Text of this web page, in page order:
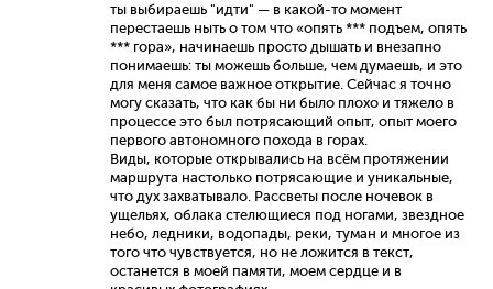
ты выбираешь "идти" — в какой-то момент
перестаешь ныть о том что «опять *** подъем, опять
*** гора», начинаешь просто дышать и внезапно
понимаешь: ты можешь больше, чем думаешь, и это
для меня самое важное открытие. Сейчас я точно
могу сказать, что как бы ни было плохо и тяжело в
процессе это был потрясающий опыт, опыт моего
первого автономного похода в горах.
Виды, которые открывались на всём протяжении
маршрута настолько потрясающие и уникальные,
что дух захватывало. Рассветы после ночевок в
ущельях, облака стелющиеся под ногами, звездное
небо, ледники, водопады, реки, туман и многое из
того что чувствуется, но не ложится в текст,
останется в моей памяти, моем сердце и в